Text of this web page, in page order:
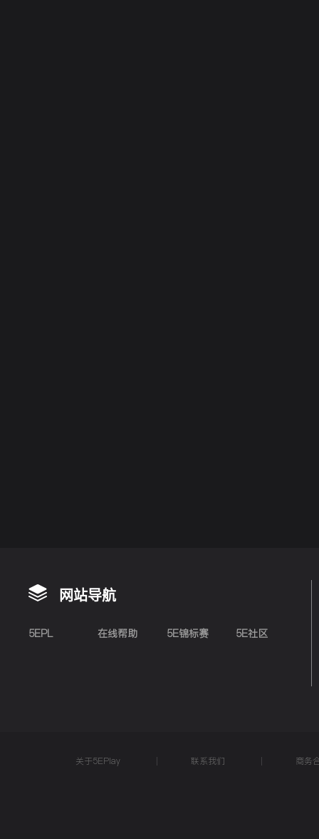
网站导航
5EPL 在线帮助 5E锦标赛 5E社区
关于5EPlay 联系我们 商务